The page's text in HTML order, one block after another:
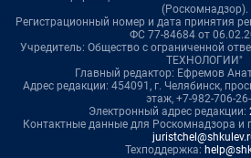
(Роскомнадзор).
Регистрационный номер и дата принятия
ФС 77-84684 от
Учредитель: Общество с ограниченной
ТЕХНОЛОГИИ"
Главный редактор: Ефремов
Адрес редакции: 454091, г. Челябинск,
этаж, +7-982-706-
Электронный адрес редакции:
Контактные данные для Роскомнадзора и
Техподдержка: